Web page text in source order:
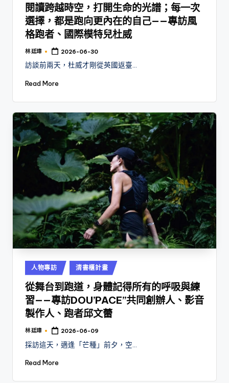
閱讀跨越時空，打開生命的光譜；每一次
選擇，都是跑向更內在的自己——專訪風
格跑者、國際模特兒杜威
Posted
林 廷璋 2026-06-30
訪談前兩天，杜威才剛從英國返臺…
Read More
Posted
in
人物專訪 清書櫃計畫
從舞台到跑道，身體記得所有的呼吸與練
習——專訪DOU’PACE”共同創辦人、影音
製作人、跑者邱文蕾
Posted
林 廷璋 2026-06-09
採訪這天，適逢「芒種」前夕，空…
Read More